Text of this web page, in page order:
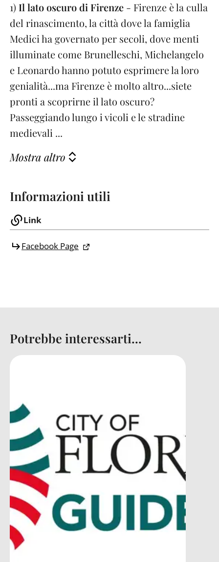
1) Il lato oscuro di Firenze - Firenze è la culla
del rinascimento, la città dove la famiglia
Medici ha governato per secoli, dove menti
illuminate come Brunelleschi, Michelangelo
e Leonardo hanno potuto esprimere la loro
genialità...ma Firenze è molto altro...siete
pronti a scoprirne il lato oscuro?
Passeggiando lungo i vicoli e le stradine
medievali ...
Mostra altro
Informazioni utili
Link
Facebook Page
Potrebbe interessarti...